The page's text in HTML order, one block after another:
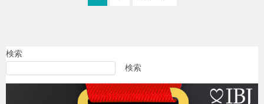
検索
検索